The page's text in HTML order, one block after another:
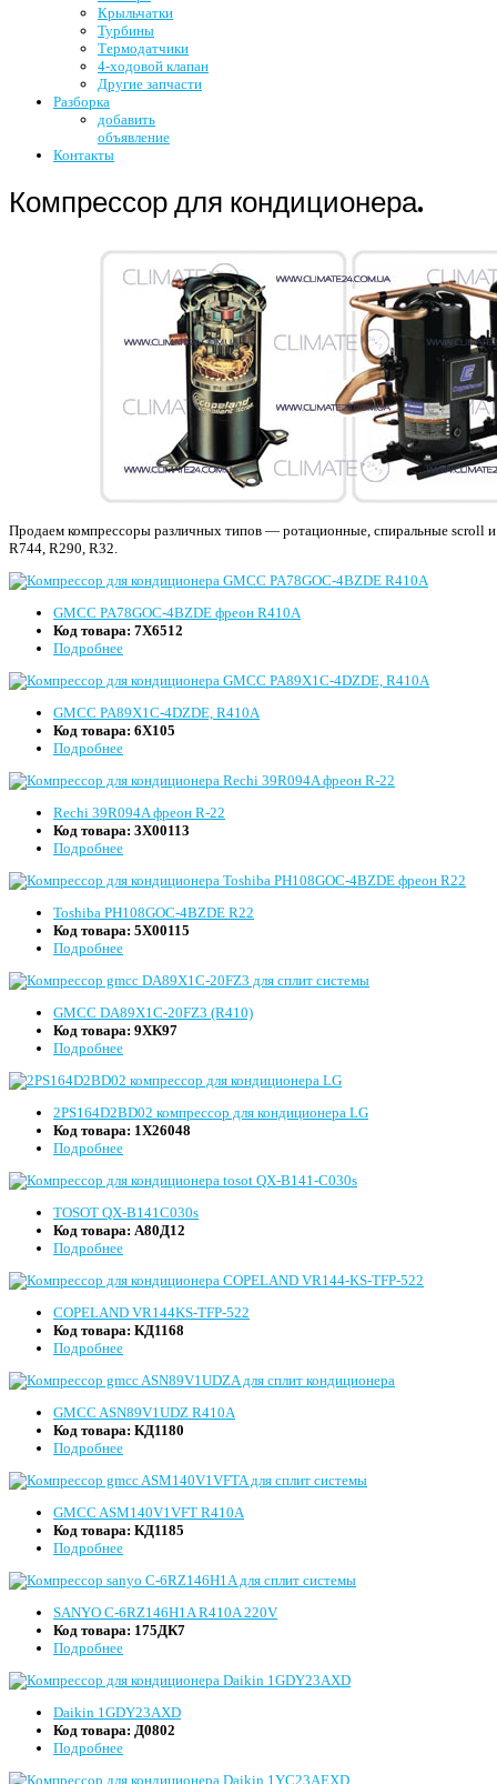
Крыльчатки
Турбины
Термодатчики
4-ходовой клапан
Другие запчасти
Разборка
добавить
объявление
Контакты
Компрессор для кондиционера.
Продаем компрессоры различных типов — ротационные, спиральные
R744, R290, R32.
GMCC PA78GOC-4BZDE фреон R410A
Код товара: 7Х6512
Подробнее
GMCC PA89X1C-4DZDE, R410A
Код товара: 6Х105
Подробнее
Rechi 39R094A фреон R-22
Код товара: 3Х00113
Подробнее
Toshiba PH108GOC-4BZDE R22
Код товара: 5Х00115
Подробнее
GMCC DA89X1C-20FZ3 (R410)
Код товара: 9ХК97
Подробнее
2PS164D2BD02 компрессор для кондиционера LG
Код товара: 1Х26048
Подробнее
TOSOT QX-B141C030s
Код товара: А80Д12
Подробнее
COPELAND VR144KS-TFP-522
Код товара: КД1168
Подробнее
GMCC ASN89V1UDZ R410A
Код товара: КД1180
Подробнее
GMCC ASM140V1VFT R410A
Код товара: КД1185
Подробнее
SANYO C-6RZ146H1A R410A 220V
Код товара: 175ДК7
Подробнее
Daikin 1GDY23AXD
Код товара: Д0802
Подробнее